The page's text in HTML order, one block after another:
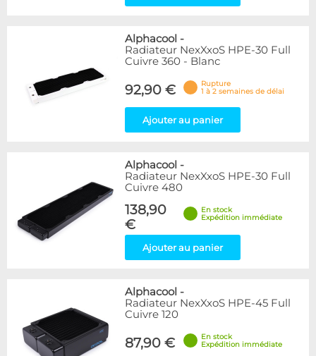
Alphacool -
Radiateur NexXxoS HPE-30 Full
Cuivre 360 - Blanc
92,90 €
Rupture
1 à 2 semaines de délai
Ajouter au panier
Alphacool -
Radiateur NexXxoS HPE-30 Full
Cuivre 480
138,90
€
En stock
Expédition immédiate
Ajouter au panier
Alphacool -
Radiateur NexXxoS HPE-45 Full
Cuivre 120
87,90 €
En stock
Expédition immédiate